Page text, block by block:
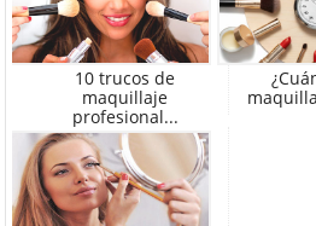
10 trucos de
maquillaje
profesional...